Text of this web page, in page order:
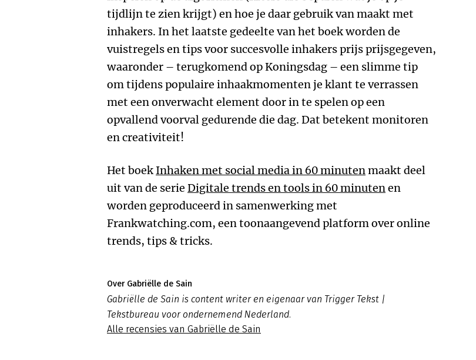
tijdlijn te zien krijgt) en hoe je daar gebruik van maakt met
inhakers. In het laatste gedeelte van het boek worden de
vuistregels en tips voor succesvolle inhakers prijs prijsgegeven,
waaronder – terugkomend op Koningsdag – een slimme tip
om tijdens populaire inhaakmomenten je klant te verrassen
met een onverwacht element door in te spelen op een
opvallend voorval gedurende die dag. Dat betekent monitoren
en creativiteit!
Het boekInhaken met social media in 60 minutenmaakt deel
uit van de serie Digitale trends en tools in 60 minutenen
worden geproduceerd in samenwerking met
Frankwatching.com, een toonaangevend platform over online
trends, tips & tricks.
Over Gabriëlle de Sain
Gabriëlle de Sain is content writer en eigenaar van Trigger Tekst |
Tekstbureau voor ondernemend Nederland.
Alle recensies van Gabriëlle de Sain